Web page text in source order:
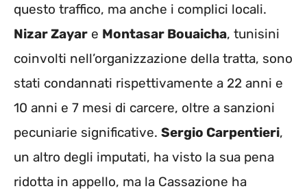
questo traffico, ma anche i complici locali.
Nizar Zayar e Montasar Bouaicha, tunisini
coinvolti nell’organizzazione della tratta, sono
stati condannati rispettivamente a 22 anni e
10 anni e 7 mesi di carcere, oltre a sanzioni
pecuniarie significative. Sergio Carpentieri,
un altro degli imputati, ha visto la sua pena
ridotta in appello, ma la Cassazione ha